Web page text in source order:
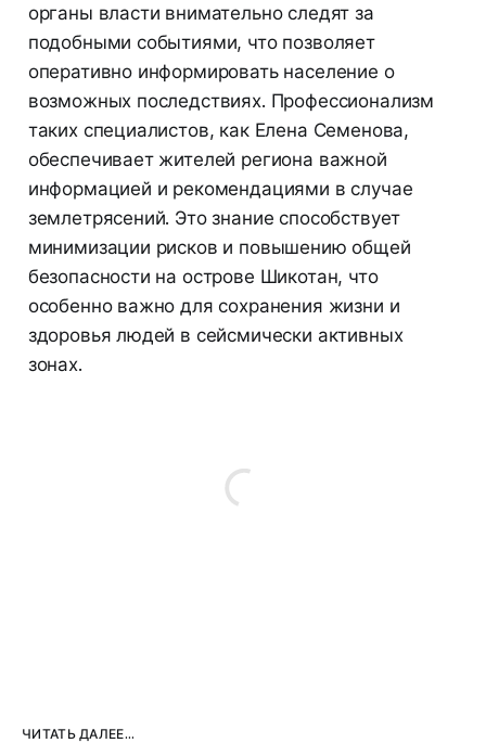
органы власти внимательно следят за
подобными событиями, что позволяет
оперативно информировать население о
возможных последствиях. Профессионализм
таких специалистов, как Елена Семенова,
обеспечивает жителей региона важной
информацией и рекомендациями в случае
землетрясений. Это знание способствует
минимизации рисков и повышению общей
безопасности на острове Шикотан, что
особенно важно для сохранения жизни и
здоровья людей в сейсмически активных
зонах.
ЧИТАТЬ ДАЛЕЕ...